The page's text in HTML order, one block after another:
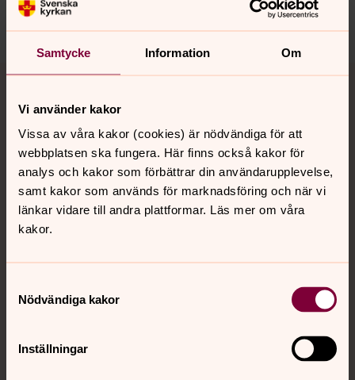
Samtycke Information Om
Vi använder kakor
Vissa av våra kakor (cookies) är nödvändiga för att
webbplatsen ska fungera. Här finns också kakor för
analys och kakor som förbättrar din användarupplevelse,
samt kakor som används för marknadsföring och när vi
länkar vidare till andra plattformar. Läs mer om våra
kakor.
Nödvändiga kakor
Inställningar
Kontakt
Kalender
Hitta snabbt